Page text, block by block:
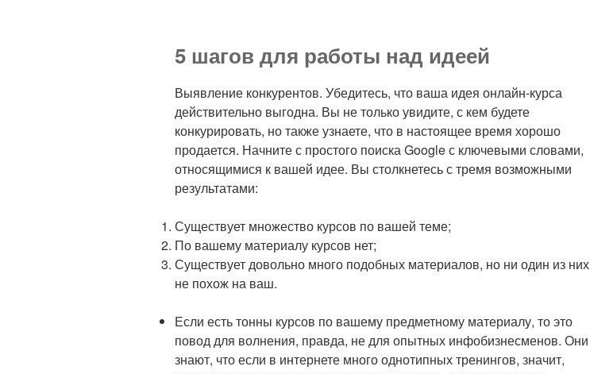
5 шагов для работы над идеей
Выявление конкурентов. Убедитесь, что ваша идея онлайн-курса
действительно выгодна. Вы не только увидите, с кем будете
конкурировать, но также узнаете, что в настоящее время хорошо
продается. Начните с простого поиска Google с ключевыми словами,
относящимися к вашей идее. Вы столкнетесь с тремя возможными
результатами:
Существует множество курсов по вашей теме;
По вашему материалу курсов нет;
Существует довольно много подобных материалов, но ни один из них
не похож на ваш.
Если есть тонны курсов по вашему предметному материалу, то это
повод для волнения, правда, не для опытных инфобизнесменов. Они
знают, что если в интернете много однотипных тренингов, значит,